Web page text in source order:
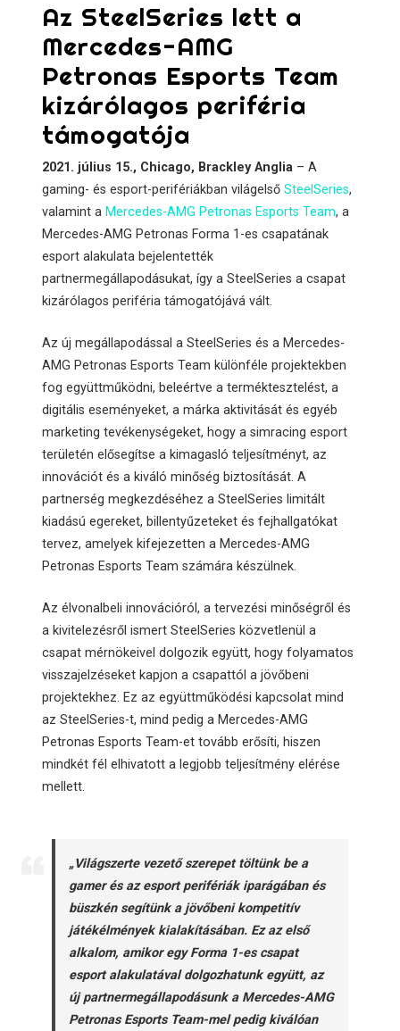
Az SteelSeries lett a
Mercedes-AMG
Petronas Esports Team
kizárólagos periféria
támogatója
2021. július 15., Chicago, Brackley Anglia – A
gaming- és esport-perifériákban világelsőSteelSeries,
valamint a Mercedes-AMG Petronas Esports Team, a
Mercedes-AMG Petronas Forma 1-es csapatának
esport alakulata bejelentették
partnermegállapodásukat, így a SteelSeries a csapat
kizárólagos periféria támogatójává vált.
Az új megállapodással a SteelSeries és a Mercedes-
AMG Petronas Esports Team különféle projektekben
fog együttműködni, beleértve a terméktesztelést, a
digitális eseményeket, a márka aktivitását és egyéb
marketing tevékenységeket, hogy a simracing esport
területén elősegítse a kimagasló teljesítményt, az
innovációt és a kiváló minőség biztosítását. A
partnerség megkezdéséhez a SteelSeries limitált
kiadású egereket, billentyűzeteket és fejhallgatókat
tervez, amelyek kifejezetten a Mercedes-AMG
Petronas Esports Team számára készülnek.
Az élvonalbeli innovációról, a tervezési minőségről és
a kivitelezésről ismert SteelSeries közvetlenül a
csapat mérnökeivel dolgozik együtt, hogy folyamatos
visszajelzéseket kapjon a csapattól a jövőbeni
projektekhez. Ez az együttműködési kapcsolat mind
az SteelSeries-t, mind pedig a Mercedes-AMG
Petronas Esports Team-et tovább erősíti, hiszen
mindkét fél elhivatott a legjobb teljesítmény elérése
mellett.
„Világszerte vezető szerepet töltünk be a
gamer és az esport perifériák iparágában és
büszkén segítünk a jövőbeni kompetitív
játékélmények kialakításában. Ez az első
alkalom, amikor egy Forma 1-es csapat
esport alakulatával dolgozhatunk együtt, az
új partnermegállapodásunk a Mercedes-AMG
Petronas Esports Team-mel pedig kiválóan